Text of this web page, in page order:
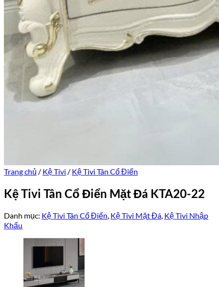
Trang chủ / Kệ Tivi / Kệ Tivi Tân Cổ Điển
Kệ Tivi Tân Cổ Điển Mặt Đá KTA20-22
Danh mục: Kệ Tivi Tân Cổ Điển, Kệ Tivi Mặt Đá, Kệ Tivi Nhập
Khẩu